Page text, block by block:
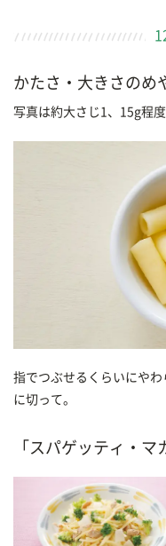
かたさ・大きさのめ
写真は約大さじ1、15g程
指でつぶせるくらいにや
に切って。
「スパゲッティ・